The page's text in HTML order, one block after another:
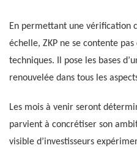
En permettant une vérification
échelle, ZKP ne se contente
techniques. Il pose les bases
renouvelée dans tous les
Les mois à venir seront
parvient à concrétiser son
visible d’investisseurs